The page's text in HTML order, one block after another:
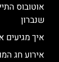
אוטובוס
שנברון
איך מגיעים
אירוע חג